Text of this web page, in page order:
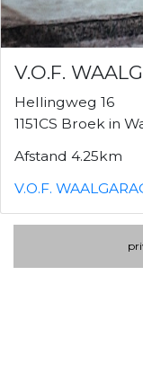
V.O.F.
Hellingweg 16
1151CS Broek in
Afstand 4.25km
V.O.F.